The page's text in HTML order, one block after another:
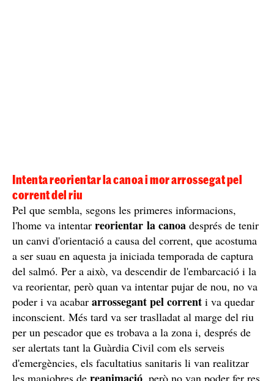
Intenta reorientar la canoa i mor arrossegat pel
corrent del riu
Pel que sembla, segons les primeres informacions,
l'home va intentar reorientar la canoa després de tenir
un canvi d'orientació a causa del corrent, que acostuma
a ser suau en aquesta ja iniciada temporada de captura
del salmó. Per a això, va descendir de l'embarcació i la
va reorientar, però quan va intentar pujar de nou, no va
poder i va acabar arrossegant pel corrent i va quedar
inconscient. Més tard va ser traslladat al marge del riu
per un pescador que es trobava a la zona i, després de
ser alertats tant la Guàrdia Civil com els serveis
d'emergències, els facultatius sanitaris li van realitzar
les maniobres de
, però no van poder fer res